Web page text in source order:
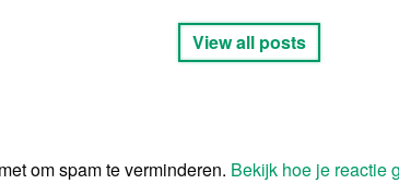
View all posts
om spam te verminderen. Bekijk hoe je reactie